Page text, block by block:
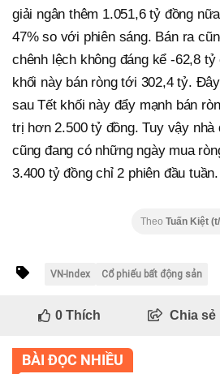
giải ngân thêm 1.051,6 tỷ đồng
47% so với phiên sáng. Bán ra
chênh lệch không đáng kể -62,8
khối này bán ròng tới 302,4 tỷ.
sau Tết khối này đẩy mạnh bán
trị hơn 2.500 tỷ đồng. Tuy vậy
cũng đang có những ngày mua
3.400 tỷ đồng chỉ 2 phiên đầu tuần.
Theo Tuấn Kiệt
VN-Index Cổ phiếu bất động sản
0Thích Chia sẻ
BÀI ĐỌC NHIỀU